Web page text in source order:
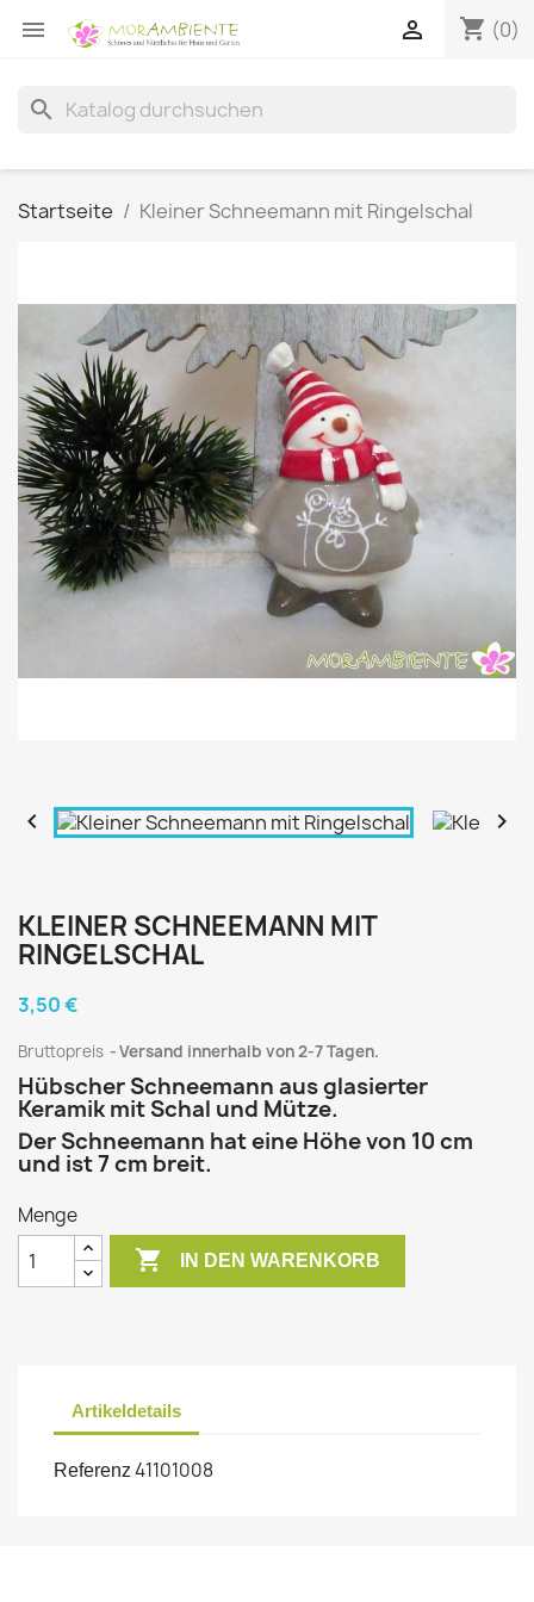
 shopping_cart (0)

search
Startseite Kleiner Schneemann mit Ringelschal
 
KLEINER SCHNEEMANN MIT
RINGELSCHAL
3,50 €
Bruttopreis Versand innerhalb von 2-7 Tagen.
Hübscher Schneemann aus glasierter
Keramik mit Schal und Mütze.
Der Schneemann hat eine Höhe von 10 cm
und ist 7 cm breit.
Menge
 IN DEN WARENKORB
Artikeldetails
Referenz 41101008